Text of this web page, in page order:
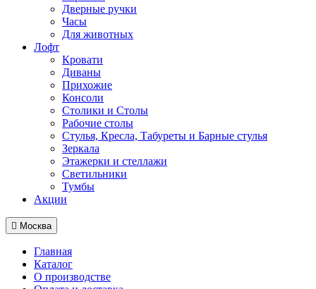
Дверные ручки
Часы
Для животных
Лофт
Кровати
Диваны
Прихожие
Консоли
Столики и Столы
Рабочие столы
Стулья, Кресла, Табуреты и Барные стулья
Зеркала
Этажерки и стеллажи
Светильники
Тумбы
Акции
Москва
Главная
Каталог
О производстве